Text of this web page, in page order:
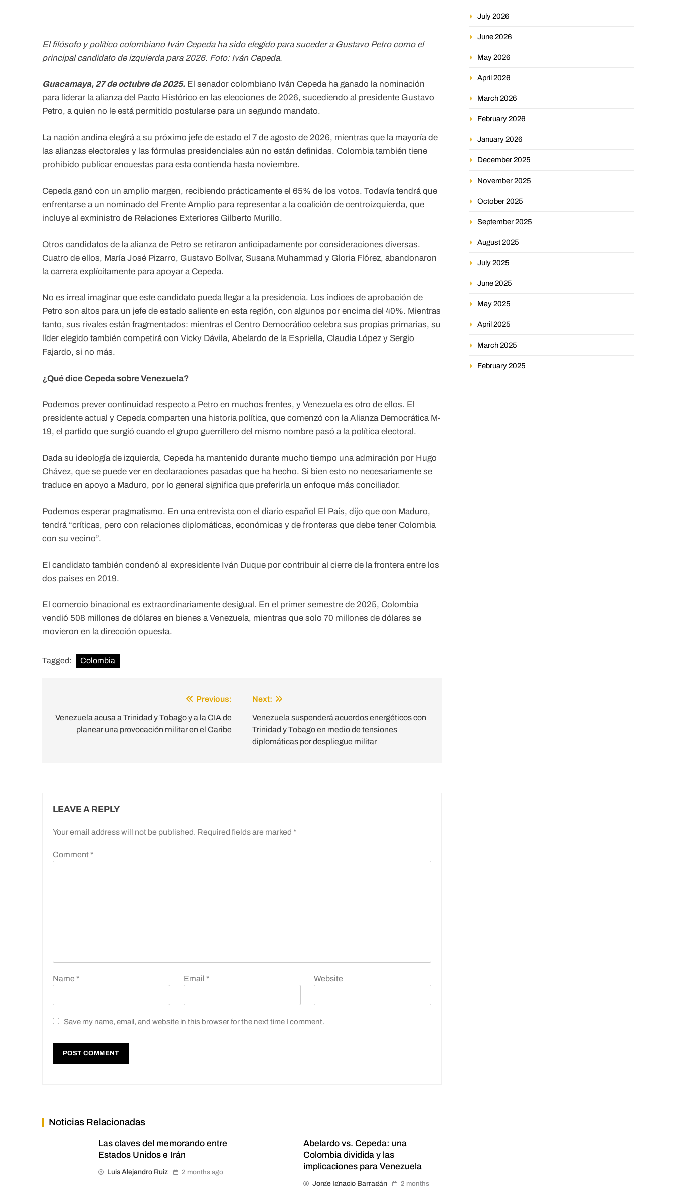
El filósofo y político colombiano Iván Cepeda ha sido elegido para suceder a Gustavo Petro como el
principal candidato de izquierda para 2026. Foto: Iván Cepeda.
Guacamaya, 27 de octubre de 2025. El senador colombiano Iván Cepeda ha ganado la nominación
para liderar la alianza del Pacto Histórico en las elecciones de 2026, sucediendo al presidente Gustavo
Petro, a quien no le está permitido postularse para un segundo mandato.
La nación andina elegirá a su próximo jefe de estado el 7 de agosto de 2026, mientras que la mayoría de
las alianzas electorales y las fórmulas presidenciales aún no están definidas. Colombia también tiene
prohibido publicar encuestas para esta contienda hasta noviembre.
Cepeda ganó con un amplio margen, recibiendo prácticamente el 65% de los votos. Todavía tendrá que
enfrentarse a un nominado del Frente Amplio para representar a la coalición de centroizquierda, que
incluye al exministro de Relaciones Exteriores Gilberto Murillo.
Otros candidatos de la alianza de Petro se retiraron anticipadamente por consideraciones diversas.
Cuatro de ellos, María José Pizarro, Gustavo Bolívar, Susana Muhammad y Gloria Flórez, abandonaron
la carrera explícitamente para apoyar a Cepeda.
No es irreal imaginar que este candidato pueda llegar a la presidencia. Los índices de aprobación de
Petro son altos para un jefe de estado saliente en esta región, con algunos por encima del 40%. Mientras
tanto, sus rivales están fragmentados: mientras el Centro Democrático celebra sus propias primarias, su
líder elegido también competirá con Vicky Dávila, Abelardo de la Espriella, Claudia López y Sergio
Fajardo, si no más.
¿Qué dice Cepeda sobre Venezuela?
Podemos prever continuidad respecto a Petro en muchos frentes, y Venezuela es otro de ellos. El
presidente actual y Cepeda comparten una historia política, que comenzó con la Alianza Democrática M-
19, el partido que surgió cuando el grupo guerrillero del mismo nombre pasó a la política electoral.
Dada su ideología de izquierda, Cepeda ha mantenido durante mucho tiempo una admiración por Hugo
Chávez, que se puede ver en declaraciones pasadas que ha hecho. Si bien esto no necesariamente se
traduce en apoyo a Maduro, por lo general significa que preferiría un enfoque más conciliador.
Podemos esperar pragmatismo. En una entrevista con el diario español El País, dijo que con Maduro,
tendrá “críticas, pero con relaciones diplomáticas, económicas y de fronteras que debe tener Colombia
con su vecino”.
El candidato también condenó al expresidente Iván Duque por contribuir al cierre de la frontera entre los
dos países en 2019.
El comercio binacional es extraordinariamente desigual. En el primer semestre de 2025, Colombia
vendió 508 millones de dólares en bienes a Venezuela, mientras que solo 70 millones de dólares se
movieron en la dirección opuesta.
Tagged: Colombia
navigation
Previous:
Venezuela acusa a Trinidad y Tobago y a la CIA de
planear una provocación militar en el Caribe
Next:
Venezuela suspenderá acuerdos energéticos con
Trinidad y Tobago en medio de tensiones
diplomáticas por despliegue militar
LEAVE A REPLY
Your email address will not be published. Required fields are marked *
Comment *
Name * Email * Website
Save my name, email, and website in this browser for the next time I comment.
Noticias Relacionadas
Las claves del memorando entre
Estados Unidos e Irán
Luis Alejandro Ruiz 2 months ago
Abelardo vs. Cepeda: una
Colombia dividida y las
implicaciones para Venezuela
Jorge Ignacio Barragán 2 months
July 2026
June 2026
May 2026
April 2026
March 2026
February 2026
January 2026
December 2025
November 2025
October 2025
September 2025
August 2025
July 2025
June 2025
May 2025
April 2025
March 2025
February 2025